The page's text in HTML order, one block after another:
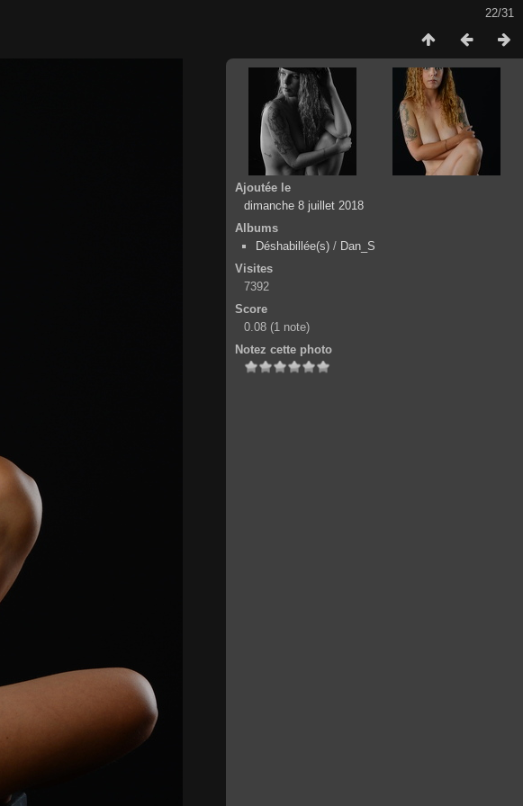
22/31
Ajoutée le
dimanche 8 juillet 2018
Albums
Déshabillée(s) / Dan_S
Visites
7392
Score
0.08 (1 note)
Notez cette photo